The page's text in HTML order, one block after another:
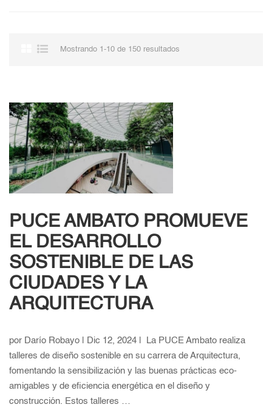
Mostrando 1-10 de 150 resultados
PUCE AMBATO PROMUEVE
EL DESARROLLO
SOSTENIBLE DE LAS
CIUDADES Y LA
ARQUITECTURA
por Darío Robayo | Dic 12, 2024 | La PUCE Ambato realiza
talleres de diseño sostenible en su carrera de Arquitectura,
fomentando la sensibilización y las buenas prácticas eco-
amigables y de eficiencia energética en el diseño y
construcción. Estos talleres …